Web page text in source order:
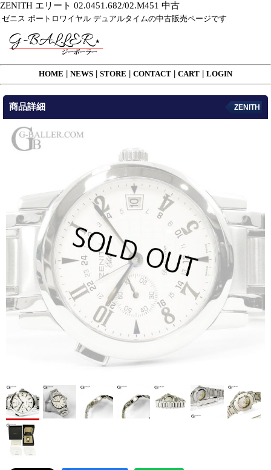
ZENITH エリート 02.0451.682/02.M451 中古
ゼニス ポートロワイヤル デュアルタイムの中古販売ページです
HOME NEWS STORE CONTACT CART LOGIN
商品詳細 ZENITH